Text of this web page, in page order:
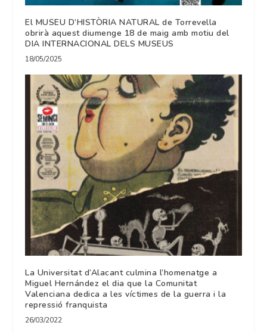
El MUSEU D’HISTÒRIA NATURAL de Torrevella
obrirà aquest diumenge 18 de maig amb motiu del
DIA INTERNACIONAL DELS MUSEUS
18/05/2025
La Universitat d’Alacant culmina l’homenatge a
Miguel Hernández el dia que la Comunitat
Valenciana dedica a les víctimes de la guerra i la
repressió franquista
26/03/2022